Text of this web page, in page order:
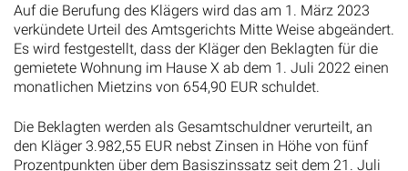
Auf die Berufung des Klägers wird das am 1. März 2023
verkündete Urteil des Amtsgerichts Mitte Weise abgeändert.
Es wird festgestellt, dass der Kläger den Beklagten für die
gemietete Wohnung im Hause X ab dem 1. Juli 2022 einen
monatlichen Mietzins von 654,90 EUR schuldet.
Die Beklagten werden als Gesamtschuldner verurteilt, an
den Kläger 3.982,55 EUR nebst Zinsen in Höhe von fünf
Prozentpunkten über dem Basiszinssatz seit dem 21. Juli